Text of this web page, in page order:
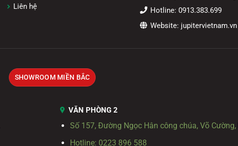
Liên hệ
Hotline: 0913.383.699
Website: jupitervietnam.vn
SHOWROOM MIỀN BẮC
VĂN PHÒNG 2
Số 157, Đường Ngọc Hân công chúa, Võ Cường,
Hotline: 0223 896 588